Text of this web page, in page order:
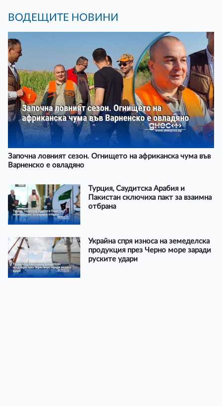
ВОДЕЩИТЕ НОВИНИ
Започна ловният сезон. Огнището на африканска чума във
Варненско е овладяно
Турция, Саудитска Арабия и
Пакистан сключиха пакт за взаимна
отбрана
Украйна спря износа на земеделска
продукция през Черно море заради
руските удари